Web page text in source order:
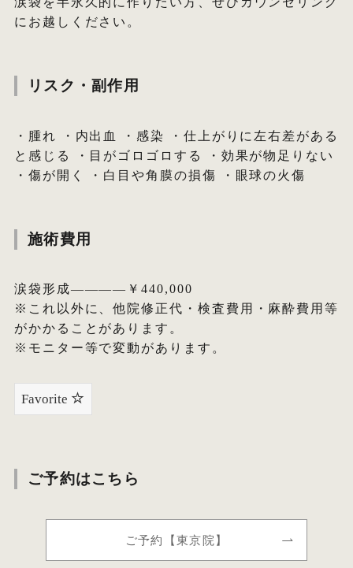
にお越しください。
リスク・副作用
・腫れ ・内出血 ・感染 ・仕上がりに左右差がある
と感じる ・目がゴロゴロする ・効果が物足りない
・傷が開く ・白目や角膜の損傷 ・眼球の火傷
施術費用
涙袋形成————￥440,000
※これ以外に、他院修正代・検査費用・麻酔費用等
がかかることがあります。
※モニター等で変動があります。
Favorite
ご予約はこちら
ご予約【東京院】